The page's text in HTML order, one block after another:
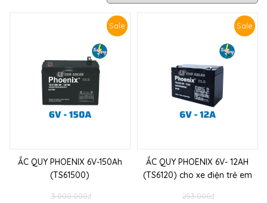
Sale
ẮC QUY PHOENIX 6V-150Ah
(TS61500)
₫
3.000.000
Sale
ẮC QUY PHOENIX 6V- 12AH
(TS6120) cho xe điện trẻ em
₫
253.000